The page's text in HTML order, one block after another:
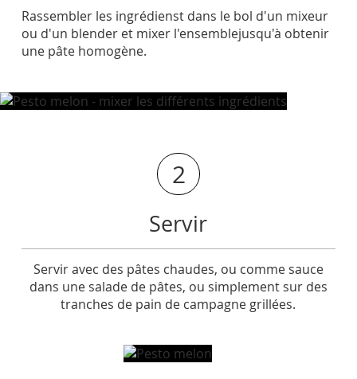
Rassembler les ingrédienst dans le bol d'un mixeur
ou d'un blender et mixer l'ensemblejusqu'à obtenir
une pâte homogène.
2
Servir
Servir avec des pâtes chaudes, ou comme sauce
dans une salade de pâtes, ou simplement sur des
tranches de pain de campagne grillées.